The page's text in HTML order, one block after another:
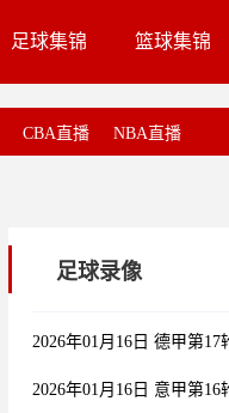
足球集锦 篮球集锦
CBA直播 NBA直播
足球录像
2026年01月16日 德甲第17
2026年01月16日 意甲第